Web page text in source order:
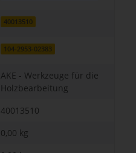
40013510
104-2953-02383
AKE - Werkzeuge für die
Holzbearbeitung
40013510
0,00 kg